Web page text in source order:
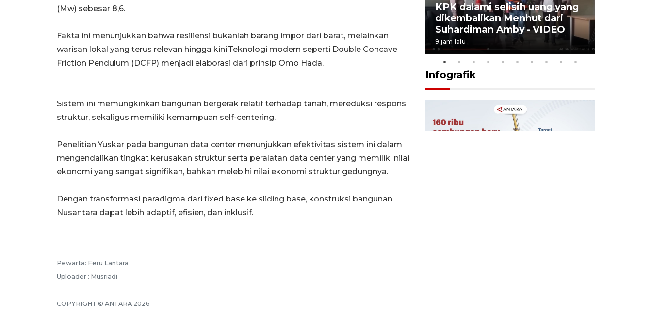
(Mw) sebesar 8,6.
Fakta ini menunjukkan bahwa resiliensi bukanlah barang impor dari barat, melainkan
warisan lokal yang terus relevan hingga kini.Teknologi modern seperti Double Concave
Friction Pendulum (DCFP) menjadi elaborasi dari prinsip Omo Hada.
Sistem ini memungkinkan bangunan bergerak relatif terhadap tanah, mereduksi respons
struktur, sekaligus memiliki kemampuan self-centering.
Penelitian Yuskar pada bangunan data center menunjukkan efektivitas sistem ini dalam
mengendalikan tingkat kerusakan struktur serta peralatan data center yang memiliki nilai
ekonomi yang sangat signifikan, bahkan melebihi nilai ekonomi struktur gedungnya.
Dengan transformasi paradigma dari fixed base ke sliding base, konstruksi bangunan
Nusantara dapat lebih adaptif, efisien, dan inklusif.
Pewarta: Feru Lantara
Uploader : Musriadi
COPYRIGHT © ANTARA 2026
21 Juli 2026 15:45
KPK dalami selisih uang yang
dikembalikan Menhut dari
Suhardiman Amby - VIDEO
9 jam lalu
Infografik